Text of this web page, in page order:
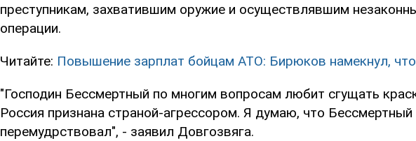
преступникам, захватившим оружие и осуществлявшим
операции.
Читайте: Повышение зарплат бойцам АТО: Бирюков намекнул,
"Господин Бессмертный по многим вопросам любит сгущать
Россия признана страной-агрессором. Я думаю, что Бессмертный
перемудрствовал", - заявил Довгозвяга.